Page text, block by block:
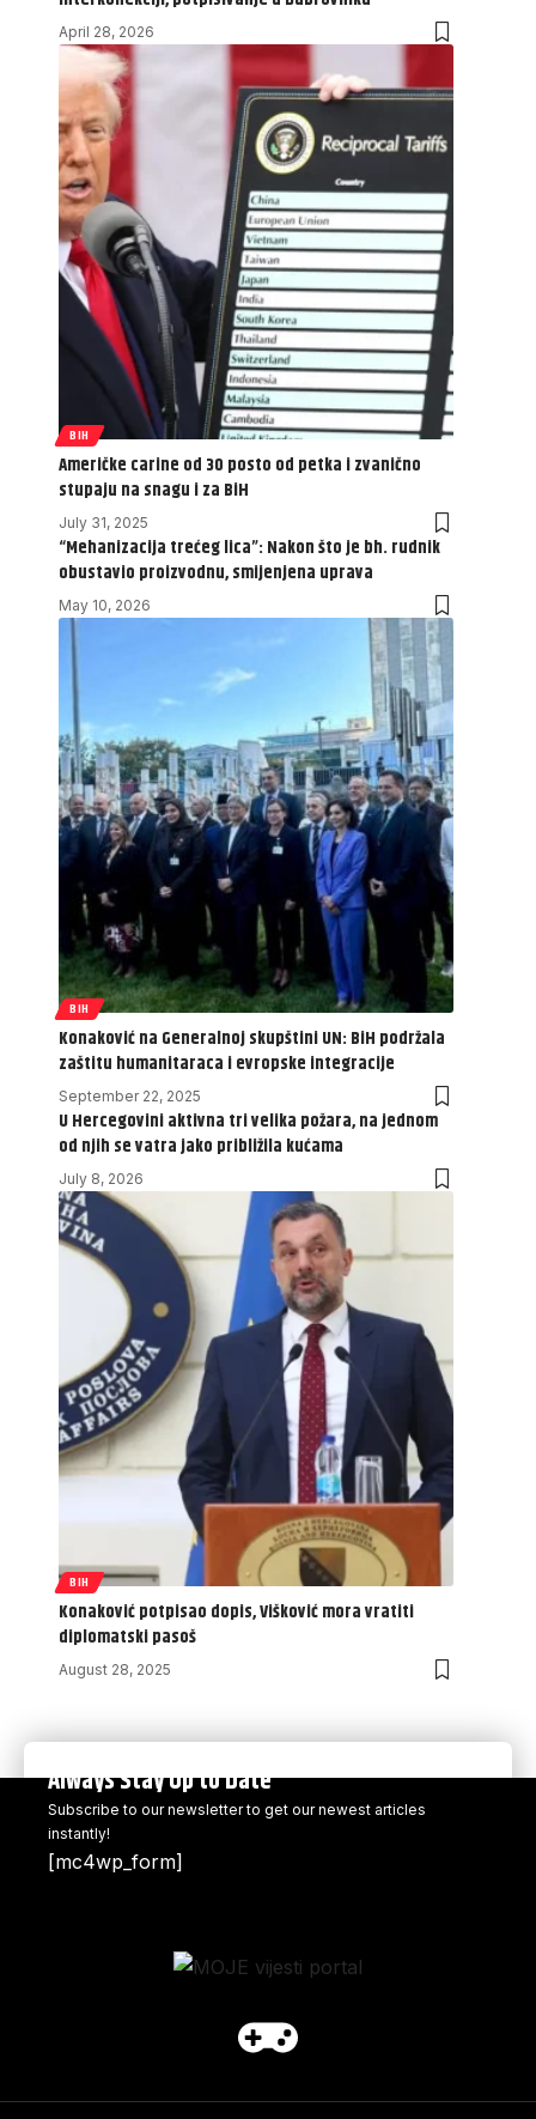
April 28, 2026
BIH
Američke carine od 30 posto od petka i zvanično
stupaju na snagu i za BiH
July 31, 2025
“Mehanizacija trećeg lica”: Nakon što je bh. rudnik
obustavio proizvodnu, smijenjena uprava
May 10, 2026
BIH
Konaković na Generalnoj skupštini UN: BiH podržala
zaštitu humanitaraca i evropske integracije
September 22, 2025
U Hercegovini aktivna tri velika požara, na jednom
od njih se vatra jako približila kućama
July 8, 2026
BIH
Konaković potpisao dopis, Višković mora vratiti
diplomatski pasoš
August 28, 2025
Always Stay Up to Date
Subscribe to our newsletter to get our newest articles
instantly!
[mc4wp_form]